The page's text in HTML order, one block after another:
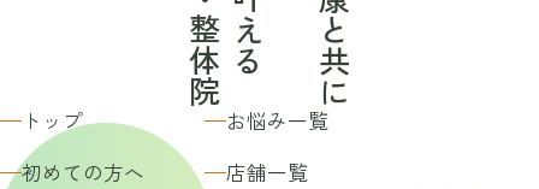
トップ
お悩み一覧
初めての方へ
店舗一覧